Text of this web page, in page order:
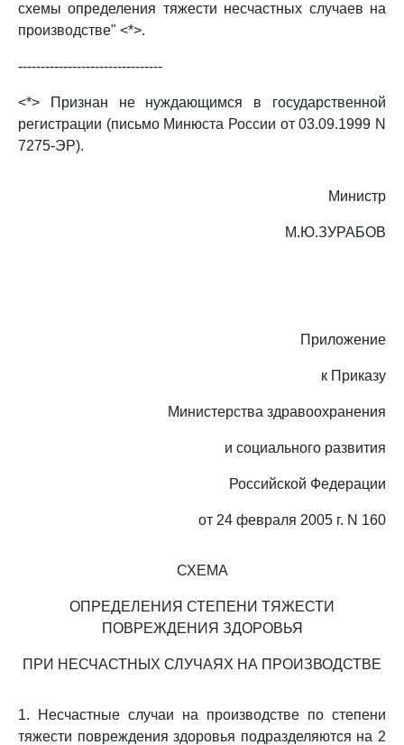
схемы определения тяжести несчастных случаев на
производстве" <*>.
--------------------------------
<*> Признан не нуждающимся в государственной
регистрации (письмо Минюста России от 03.09.1999 N
7275-ЭР).
Министр
М.Ю.ЗУРАБОВ
Приложение
к Приказу
Министерства здравоохранения
и социального развития
Российской Федерации
от 24 февраля 2005 г. N 160
СХЕМА
ОПРЕДЕЛЕНИЯ СТЕПЕНИ ТЯЖЕСТИ
ПОВРЕЖДЕНИЯ ЗДОРОВЬЯ
ПРИ НЕСЧАСТНЫХ СЛУЧАЯХ НА ПРОИЗВОДСТВЕ
1. Несчастные случаи на производстве по степени
тяжести повреждения здоровья подразделяются на 2